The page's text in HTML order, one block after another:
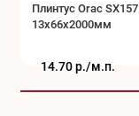
Плинтус Orac SX157
13x66x2000мм
14.70 р./м.п.